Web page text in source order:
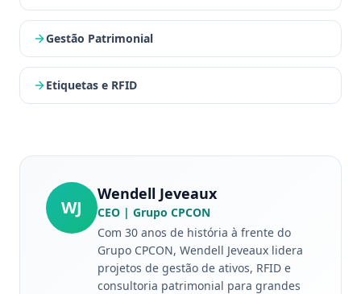
Gestão Patrimonial
Etiquetas e RFID
WJ
Wendell Jeveaux
CEO | Grupo CPCON
Com 30 anos de história à frente do
Grupo CPCON, Wendell Jeveaux lidera
projetos de gestão de ativos, RFID e
consultoria patrimonial para grandes